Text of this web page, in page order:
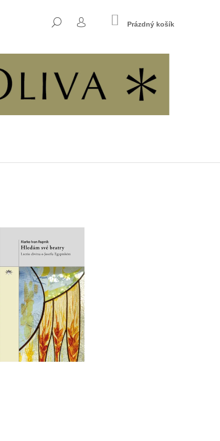
HLEDAT
PŘIHLÁŠENÍ
NÁKUPNÍ
KOŠÍK
Prázdný košík